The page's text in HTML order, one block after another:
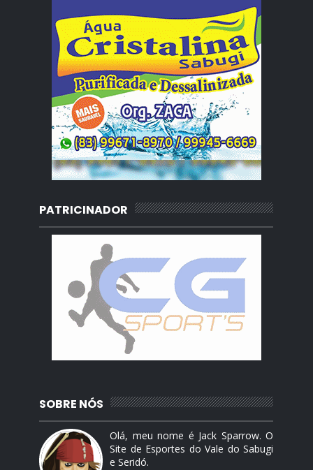
PATRICINADOR
SOBRE NÓS
Olá, meu nome é Jack Sparrow. O
Site de Esportes do Vale do Sabugi
e Seridó.